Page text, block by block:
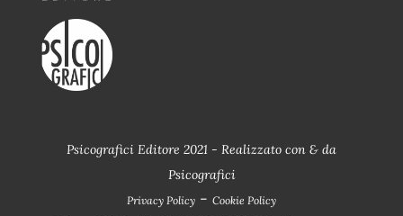
Psicografici Editore 2021 - Realizzato con & da
Psicografici
Privacy Policy - Cookie Policy